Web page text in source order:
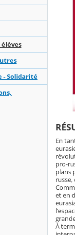
- Solidarité
En
pro-
plans
et en
À